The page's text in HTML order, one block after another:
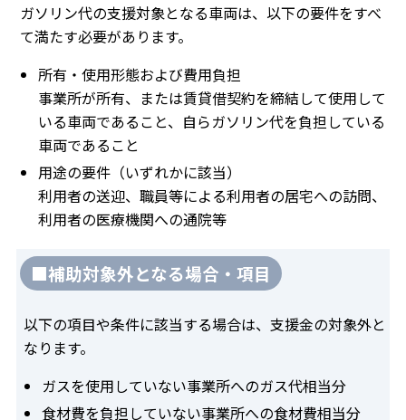
ガソリン代の支援対象となる車両は、以下の要件をすべ
て満たす必要があります。
所有・使用形態および費用負担
事業所が所有、または賃貸借契約を締結して使用して
いる車両であること、自らガソリン代を負担している
車両であること
用途の要件（いずれかに該当）
利用者の送迎、職員等による利用者の居宅への訪問、
利用者の医療機関への通院等
■補助対象外となる場合・項目
以下の項目や条件に該当する場合は、支援金の対象外と
なります。
ガスを使用していない事業所へのガス代相当分
食材費を負担していない事業所への食材費相当分